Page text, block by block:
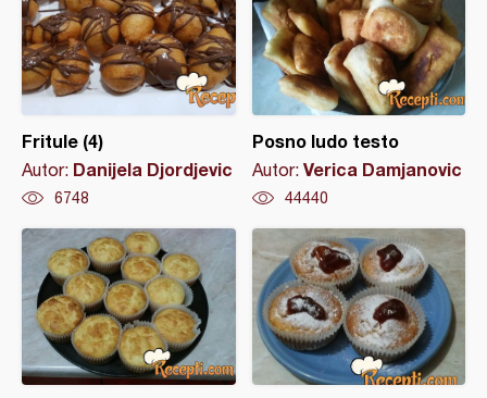
Fritule (4)
Autor: Danijela Djordjevic
6748
Posno ludo testo
Autor: Verica Damjanovic
44440